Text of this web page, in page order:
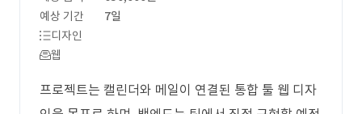
예상 기간
7일
디자인
웹
프로젝트는 캘린더와 메일이 연결된 통합 툴 웹 디자